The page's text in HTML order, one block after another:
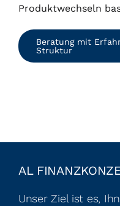
Produktwechseln
Beratung mit
Struktur
AL
Unser Ziel ist es,